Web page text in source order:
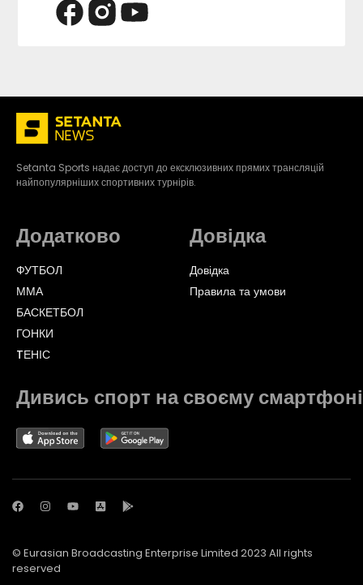
Setanta Sports надає доступ до ексклюзивних прямих трансляцій
найпопулярніших спортивних турнірів.
Додатково
ФУТБОЛ
ММА
БАСКЕТБОЛ
ГОНКИ
TЕНІС
Довідка
Довідка
Правила та умови
Дивись спорт на своєму смартфоні
© Eurasian Broadcasting Enterprise Limited 2023 All rights
reserved